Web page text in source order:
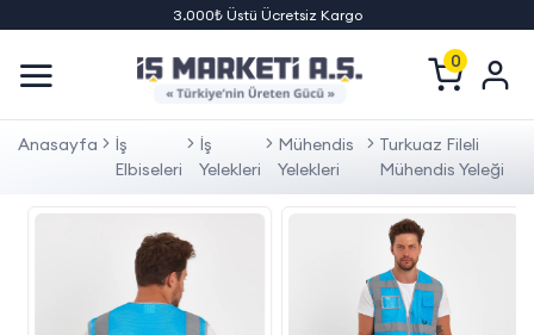
3.000₺ Üstü Ücretsiz Kargo
0
Anasayfa
İş
Elbiseleri
İş
Yelekleri
Mühendis
Yelekleri
Turkuaz Fileli
Mühendis Yeleği